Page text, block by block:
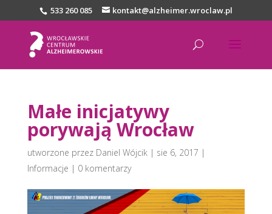
533 260 085 kontakt@alzheimer.wroclaw.pl
Małe inicjatywy
porywają Wrocław
utworzone przez Daniel Wójcik| sie 6, 2017 |
Informacje | 0 komentarzy